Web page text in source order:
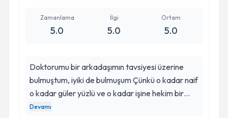
Zamanlama
5.0
İlgi
5.0
Ortam
5.0
Doktorumu bir arkadaşımın tavsiyesi üzerine
bulmuştum, iyiki de bulmuşum Çünkü o kadar naif
o kadar güler yüzlü ve o kadar işine hekim bir
doktor ki iyi ki tanımışız sizi ve ekibinizi.. Bende
Devamı